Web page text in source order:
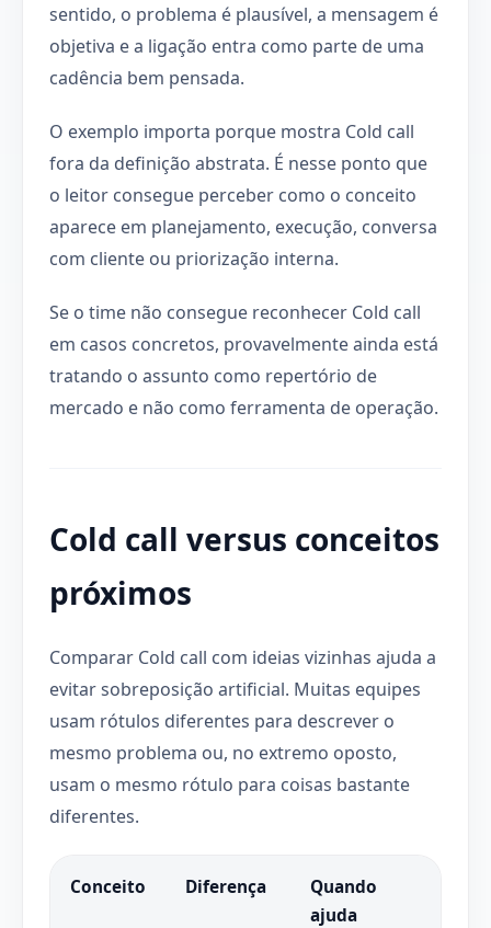
sentido, o problema é plausível, a mensagem é
objetiva e a ligação entra como parte de uma
cadência bem pensada.
O exemplo importa porque mostra Cold call
fora da definição abstrata. É nesse ponto que
o leitor consegue perceber como o conceito
aparece em planejamento, execução, conversa
com cliente ou priorização interna.
Se o time não consegue reconhecer Cold call
em casos concretos, provavelmente ainda está
tratando o assunto como repertório de
mercado e não como ferramenta de operação.
Cold call versus conceitos
próximos
Comparar Cold call com ideias vizinhas ajuda a
evitar sobreposição artificial. Muitas equipes
usam rótulos diferentes para descrever o
mesmo problema ou, no extremo oposto,
usam o mesmo rótulo para coisas bastante
diferentes.
Conceito Diferença
Quando
ajuda